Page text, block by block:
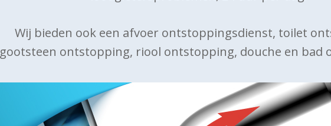
Wij bieden ook een afvoer ontstoppingsdienst, toilet
gootsteen ontstopping, riool ontstopping, douche en bad